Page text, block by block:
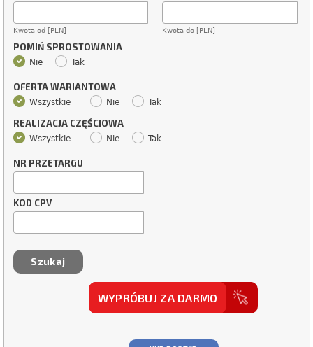
Kwota od [PLN] Kwota do [PLN]
POMIŃ SPROSTOWANIA
Nie Tak
OFERTA WARIANTOWA
Wszystkie Nie Tak
REALIZACJA CZĘŚCIOWA
Wszystkie Nie Tak
NR PRZETARGU
KOD CPV
WYPRÓBUJ ZA DARMO